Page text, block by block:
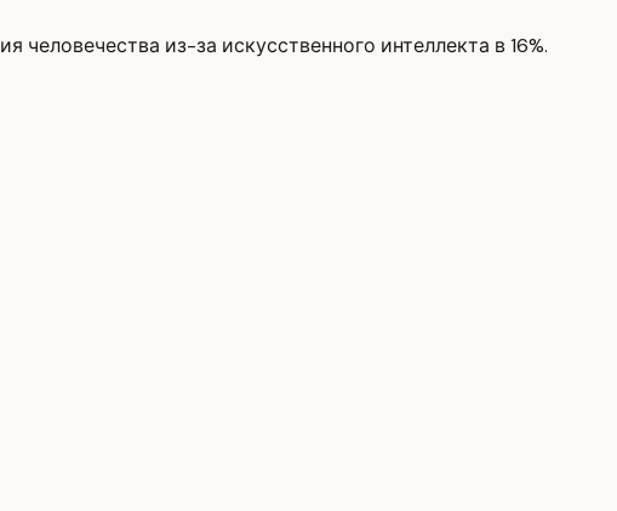
из-за искусственного интеллекта в 16%.